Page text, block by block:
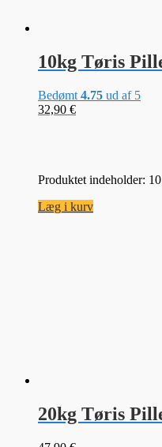
10kg Tøris
Bedømt 4.75 ud af 5
32,90 €
Produktet indeholder: 10
Læg i kurv
20kg Tøris